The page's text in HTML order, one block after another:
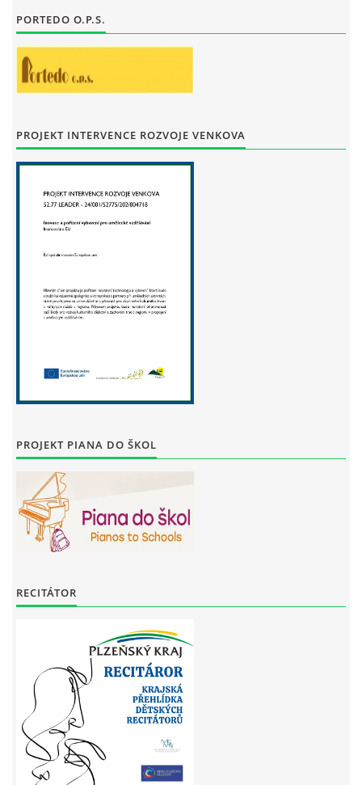
STAŇKOV
© 2026 eStránky.cz |Tisk|Aktualizováno: 29. 7. 2026|Nahoru ↑
PORTEDO O.P.S.
PROJEKT INTERVENCE ROZVOJE VENKOVA
PROJEKT PIANA DO ŠKOL
RECITÁTOR